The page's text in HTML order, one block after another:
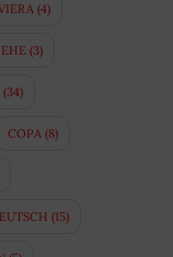
(4)
(3)
(34)
COPA(8)
(15)